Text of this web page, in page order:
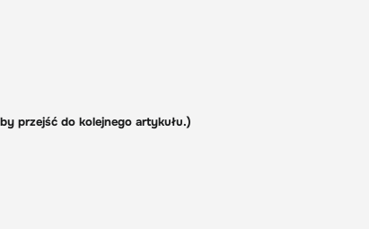
przejść do kolejnego artykułu.)